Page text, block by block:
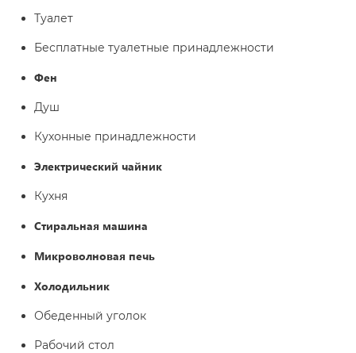
Туалет
Бесплатные туалетные принадлежности
Фен
Душ
Кухонные принадлежности
Электрический чайник
Кухня
Стиральная машина
Микроволновая печь
Холодильник
Обеденный уголок
Рабочий стол